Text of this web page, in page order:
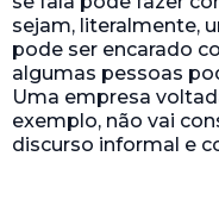
sejam, literalmente,
pode ser encarado
algumas pessoas
Uma empresa
exemplo, não vai
discurso informal e